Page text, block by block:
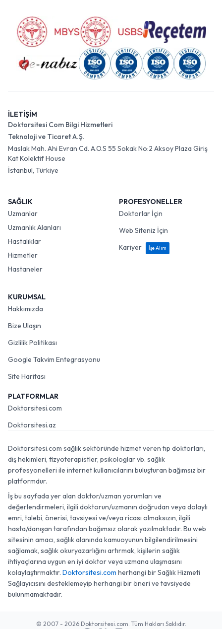
İLETİŞİM
Doktorsitesi Com Bilgi Hizmetleri
Teknoloji ve Ticaret A.Ş.
Maslak Mah. Ahi Evran Cd. A.O.S 55 Sokak No:2 Aksoy Plaza Giriş
Kat Kolektif House
İstanbul, Türkiye
SAĞLIK
Uzmanlar
Uzmanlık Alanları
Hastalıklar
Hizmetler
Hastaneler
PROFESYONELLER
Doktorlar İçin
Web Siteniz İçin
Kariyer
İşe Alım
KURUMSAL
Hakkımızda
Bize Ulaşın
Gizlilik Politikası
Google Takvim Entegrasyonu
Site Haritası
PLATFORMLAR
Doktorsitesi.com
Doktorsitesi.az
Doktorsitesi.com sağlık sektöründe hizmet veren tıp doktorları,
diş hekimleri, fizyoterapistler, psikologlar vb. sağlık
profesyonelleri ile internet kullanıcılarını buluşturan bağımsız bir
platformdur.
İş bu sayfada yer alan doktor/uzman yorumları ve
değerlendirmeleri, ilgili doktorun/uzmanın doğrudan veya dolaylı
emri, talebi, önerisi, tavsiyesi ve/veya ricası olmaksızın, ilgili
hasta/danışan tarafından bağımsız olarak yazılmaktadır. Bu web
sitesinin amacı, sağlık alanında kamuoyunun bilgilendirilmesini
sağlamak, sağlık okuryazarlığını artırmak, kişilerin sağlık
ihtiyaçlarına uygun en iyi doktor veya uzmana ulaşmasını
kolaylaştırmaktır. Doktorsitesi.com herhangi bir Sağlık Hizmeti
Sağlayıcısını desteklemeyip herhangi bir öneri ve tavsiyede
bulunmamaktadır.
© 2007 - 2026 Doktorsitesi.com. Tüm Hakları Saklıdır.